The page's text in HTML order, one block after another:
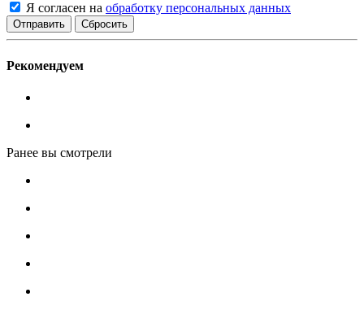
Я согласен на обработку персональных данных
Сбросить
Рекомендуем
Ранее вы смотрели